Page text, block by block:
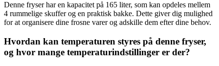
Denne fryser har en kapacitet på 165 liter, som kan opdeles mellem
4 rummelige skuffer og en praktisk bakke. Dette giver dig mulighed
for at organisere dine frosne varer og adskille dem efter dine behov.
Hvordan kan temperaturen styres på denne fryser,
og hvor mange temperaturindstillinger er der?